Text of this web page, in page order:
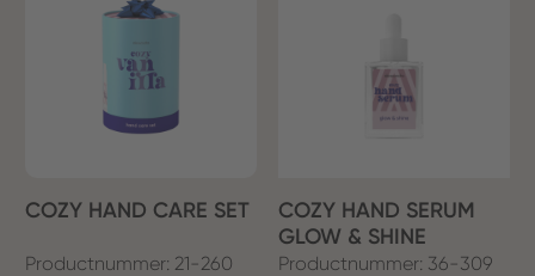
COZY HAND CARE SET
Productnummer: 21-260
COZY HAND SERUM
GLOW & SHINE
Productnummer: 36-309